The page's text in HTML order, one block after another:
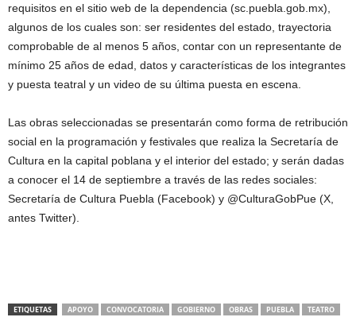
requisitos en el sitio web de la dependencia (sc.puebla.gob.mx),
algunos de los cuales son: ser residentes del estado, trayectoria
comprobable de al menos 5 años, contar con un representante de
mínimo 25 años de edad, datos y características de los integrantes
y puesta teatral y un video de su última puesta en escena.
Las obras seleccionadas se presentarán como forma de retribución
social en la programación y festivales que realiza la Secretaría de
Cultura en la capital poblana y el interior del estado; y serán dadas
a conocer el 14 de septiembre a través de las redes sociales:
Secretaría de Cultura Puebla (Facebook) y @CulturaGobPue (X,
antes Twitter).
ETIQUETAS APOYO CONVOCATORIA GOBIERNO OBRAS PUEBLA TEATRO